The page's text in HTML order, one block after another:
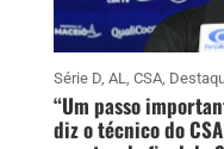
Série D, AL CSA,
“Um passo
diz o técnico do